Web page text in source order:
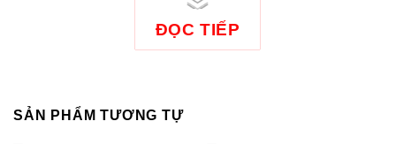
ĐỌC TIẾP
SẢN PHẨM TƯƠNG TỰ